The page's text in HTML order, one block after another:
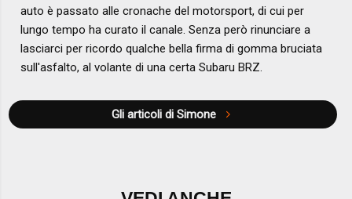
auto è passato alle cronache del motorsport, di cui per
lungo tempo ha curato il canale. Senza però rinunciare a
lasciarci per ricordo qualche bella firma di gomma bruciata
sull'asfalto, al volante di una certa Subaru BRZ.
Gli articoli di Simone